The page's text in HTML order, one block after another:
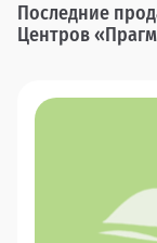
Последние
Центров